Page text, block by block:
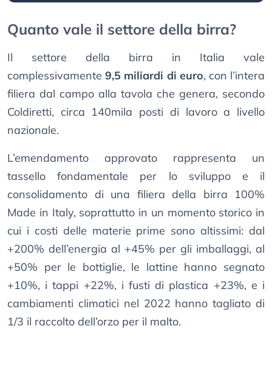
Quanto vale il settore della birra?
Il settore della birra in Italia vale
complessivamente9,5 miliardi di euro, con l’intera
filiera dal campo alla tavola che genera, secondo
Coldiretti, circa 140mila posti di lavoro a livello
nazionale.
L’emendamento approvato rappresenta un
tassello fondamentale per lo sviluppo e il
consolidamento di una filiera della birra 100%
Made in Italy, soprattutto in un momento storico in
cui i costi delle materie prime sono altissimi: dal
+200% dell’energia al +45% per gli imballaggi, al
+50% per le bottiglie, le lattine hanno segnato
+10%, i tappi +22%, i fusti di plastica +23%, e i
cambiamenti climatici nel 2022 hanno tagliato di
1/3 il raccolto dell’orzo per il malto.